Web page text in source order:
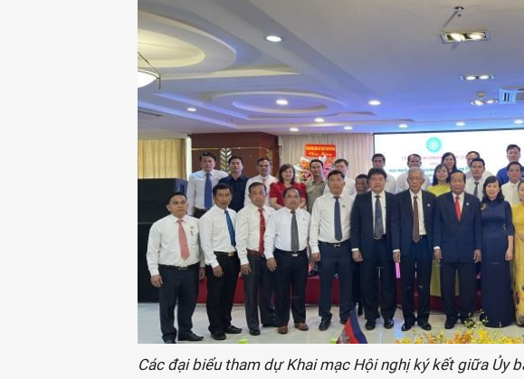
Các đại biểu tham dự Khai mạc Hội nghị ký kết giữa Ủy